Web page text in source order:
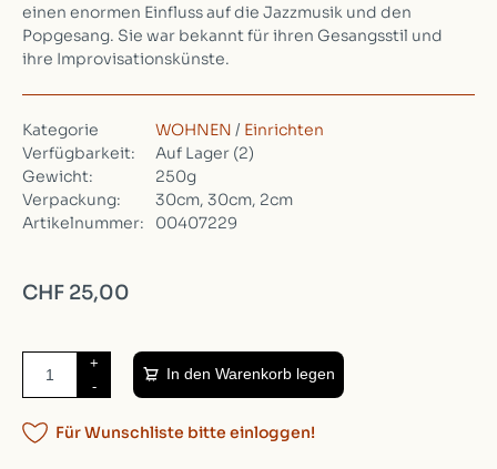
einen enormen Einfluss auf die Jazzmusik und den
Popgesang. Sie war bekannt für ihren Gesangsstil und
ihre Improvisationskünste.
Kategorie WOHNEN / Einrichten
Verfügbarkeit:
Auf Lager (2)
Gewicht:
250g
Verpackung:
30cm, 30cm, 2cm
Artikelnummer:
00407229
CHF 25,00
+
-
In den Warenkorb legen
Für Wunschliste bitte einloggen!